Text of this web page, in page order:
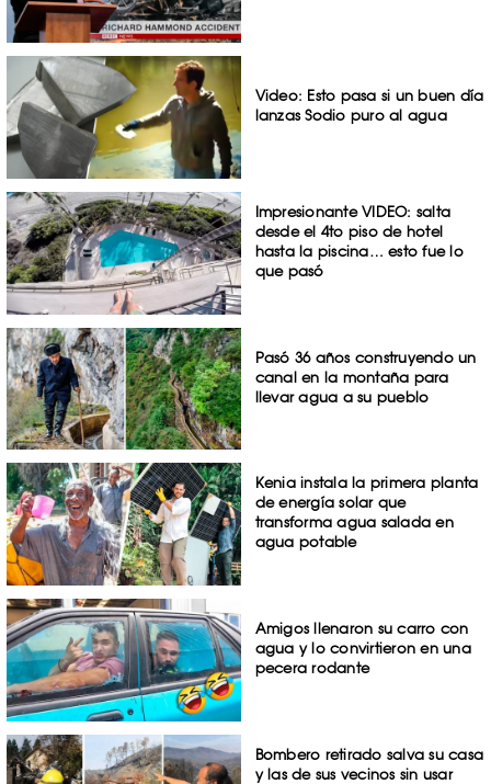
Video: Esto pasa si un buen día
lanzas Sodio puro al agua
Impresionante VIDEO: salta
desde el 4to piso de hotel
hasta la piscina… esto fue lo
que pasó
Pasó 36 años construyendo un
canal en la montaña para
llevar agua a su pueblo
Kenia instala la primera planta
de energía solar que
transforma agua salada en
agua potable
Amigos llenaron su carro con
agua y lo convirtieron en una
pecera rodante
Bombero retirado salva su casa
y las de sus vecinos sin usar